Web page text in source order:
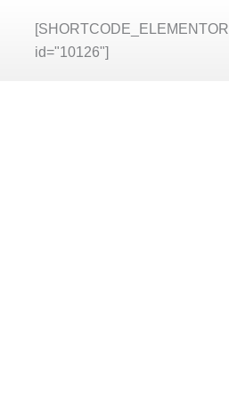
[SHORTCODE_ELEMENTOR
id="10126"]